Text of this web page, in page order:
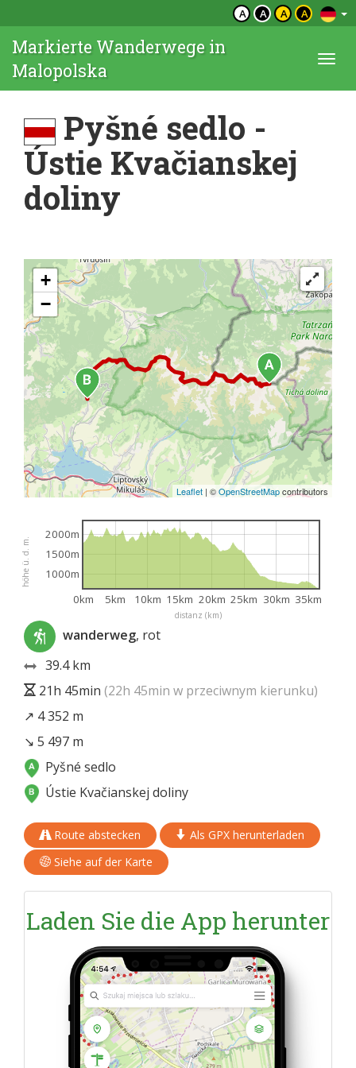
A A A A
Markierte Wanderwege in
Malopolska
Pyšné sedlo -
Ústie Kvačianskej
doliny
+
−
Leaflet | ©OpenStreetMapcontributors
distanz (km)
höhe ü. d. m.
0km 5km 10km 15km 20km 25km 30km 35km
1000m
1500m
2000m
wanderweg, rot
39.4 km
21h 45min (22h 45min w przeciwnym kierunku)
↗ 4 352 m
↘ 5 497 m
Pyšné sedlo
Ústie Kvačianskej doliny
Route abstecken
Als GPX herunterladen
Siehe auf der Karte
Laden Sie die App herunter